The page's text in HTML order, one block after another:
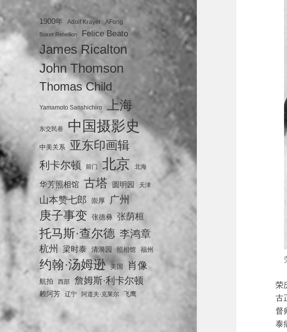
1900年 Adolf Krayer AFong
Boxer Rebellion Felice Beato
James Ricalton
John Thomson
Thomas Child
Yamamoto Sanshichiro 上海
东交民巷 中国摄影史
中美关系 亚东印画辑
利卡尔顿 前门 北京 北海
华芳照相馆 古塔 圆明园 天津
山本赞七郎 崇厚 广州
庚子事变 张德彝 张荫桓
托马斯·查尔德 李鸿章
杭州 梁时泰 清漪园 照相馆 福州
约翰·汤姆逊 美国 肖像
航拍 西部 詹姆斯·利卡尔顿
赖阿芳 辽宁 阿道夫·克莱尔 飞鹰
荣
古
督
泰